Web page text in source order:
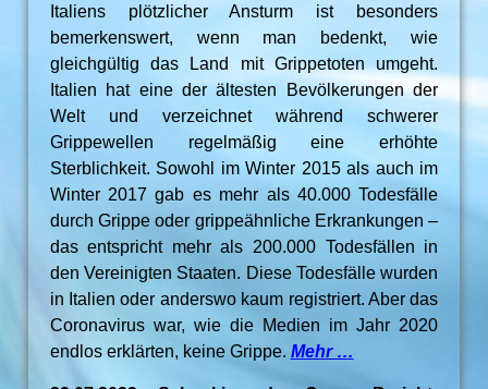
Italiens plötzlicher Ansturm ist besonders
bemerkenswert, wenn man bedenkt, wie
gleichgültig das Land mit Grippetoten umgeht.
Italien hat eine der ältesten Bevölkerungen der
Welt und verzeichnet während schwerer
Grippewellen regelmäßig eine erhöhte
Sterblichkeit. Sowohl im Winter 2015 als auch im
Winter 2017 gab es mehr als 40.000 Todesfälle
durch Grippe oder grippeähnliche Erkrankungen –
das entspricht mehr als 200.000 Todesfällen in
den Vereinigten Staaten. Diese Todesfälle wurden
in Italien oder anderswo kaum registriert. Aber das
Coronavirus war, wie die Medien im Jahr 2020
endlos erklärten, keine Grippe. Mehr …